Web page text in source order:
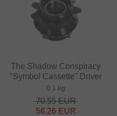
The Shadow Conspiracy
"Symbol Cassette" Driver
0.1 kg
70.55EUR
56.26 EUR